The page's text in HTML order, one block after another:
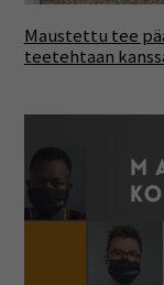
Maustettu tee
teetehtaan